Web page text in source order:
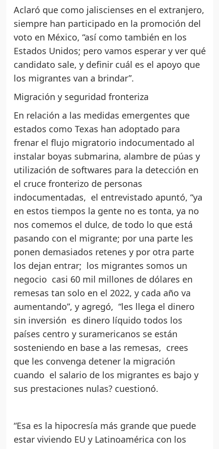
Aclaró que como jaliscienses en el extranjero,
siempre han participado en la promoción del
voto en México, “así como también en los
Estados Unidos; pero vamos esperar y ver qué
candidato sale, y definir cuál es el apoyo que
los migrantes van a brindar”.
Migración y seguridad fronteriza
En relación a las medidas emergentes que
estados como Texas han adoptado para
frenar el flujo migratorio indocumentado al
instalar boyas submarina, alambre de púas y
utilización de softwares para la detección en
el cruce fronterizo de personas
indocumentadas, el entrevistado apuntó, “ya
en estos tiempos la gente no es tonta, ya no
nos comemos el dulce, de todo lo que está
pasando con el migrante; por una parte les
ponen demasiados retenes y por otra parte
los dejan entrar; los migrantes somos un
negocio casi 60 mil millones de dólares en
remesas tan solo en el 2022, y cada año va
aumentando”, y agregó, “les llega el dinero
sin inversión es dinero líquido todos los
países centro y suramericanos se están
sosteniendo en base a las remesas, crees
que les convenga detener la migración
cuando el salario de los migrantes es bajo y
sus prestaciones nulas? cuestionó.
“Esa es la hipocresía más grande que puede
estar viviendo EU y Latinoamérica con los